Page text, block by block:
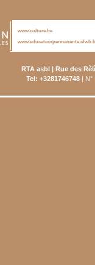
www.culture.be
RTA asbl | Rue des
Tel: +3281746748| N°